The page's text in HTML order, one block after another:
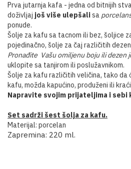
Prva jutarnja kafa - jedna od bitnijih
doživljaj još više ulepšalisa
ponude.
Šolje za kafu sa tacnom ili bez, šoljice
pojedinačno, šolje za čaj različitih
Pronađite Vašu omiljenu boju ili dezen
uklopite sa tanjirom ili poslužavnikom.
Šolje za kafu različitih veličina, tako da
kafu, možda kapućino, produženi ili
Napravite svojim prijateljima i sebi
Set sadrži šest šolja za kafu.
Materijal: porcelan
Zapremina: 220 ml.